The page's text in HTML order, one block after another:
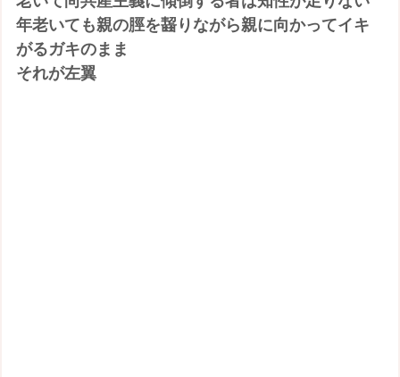
年老いても親の脛を齧りながら親に向かってイキ
がるガキのまま
それが左翼